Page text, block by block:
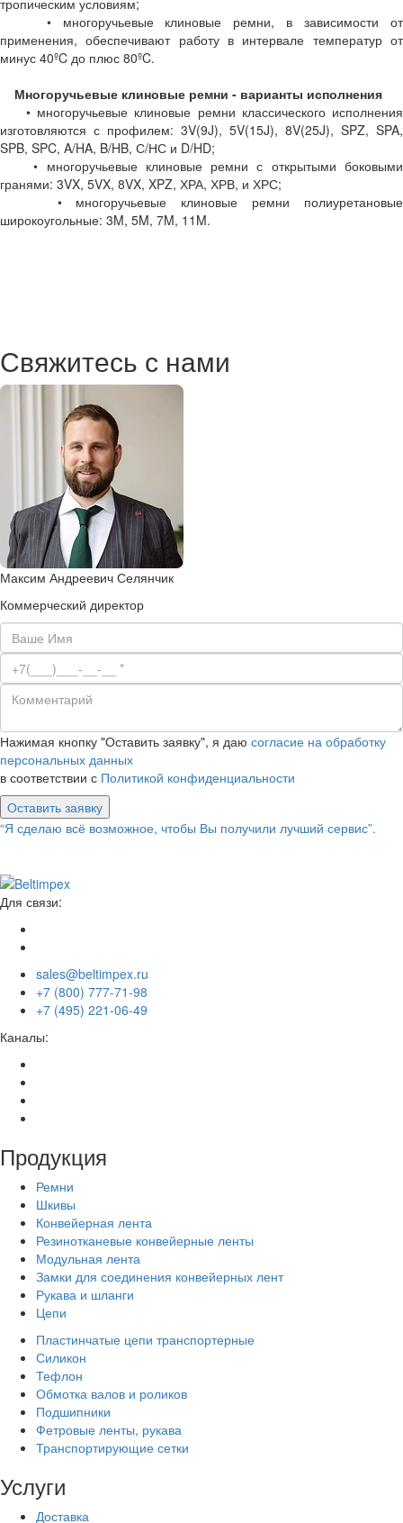
тропическим условиям;
• многоручьевые клиновые ремни, в зависимости от
применения, обеспечивают работу в интервале температур от
минус 40ºC до плюс 80ºC.
Многоручьевые клиновые ремни - варианты исполнения
• многоручьевые клиновые ремни классического исполнения
изготовляются с профилем: 3V(9J), 5V(15J), 8V(25J), SPZ, SPA,
SPB, SPC, A/HA, B/HB, С/НС и D/HD;
• многоручьевые клиновые ремни с открытыми боковыми
гранями: 3VX, 5VX, 8VX, XPZ, ХРА, ХРВ, и ХРС;
• многоручьевые клиновые ремни полиуретановые
широкоугольные: 3M, 5M, 7M, 11M.
Свяжитесь с нами
Максим Андреевич Селянчик
Коммерческий директор
Нажимая кнопку "Оставить заявку", я даю согласие на обработку
персональных данных
в соответствии с Политикой конфиденциальности
Оставить заявку
“Я сделаю всё возможное, чтобы Вы получили лучший сервис”.
Для связи:
sales@beltimpex.ru
+7 (800) 777-71-98
+7 (495) 221-06-49
Каналы:
Продукция
Ремни
Шкивы
Конвейерная лента
Резинотканевые конвейерные ленты
Модульная лента
Замки для соединения конвейерных лент
Рукава и шланги
Цепи
Пластинчатые цепи транспортерные
Силикон
Тефлон
Обмотка валов и роликов
Подшипники
Фетровые ленты, рукава
Транспортирующие сетки
Услуги
Доставка